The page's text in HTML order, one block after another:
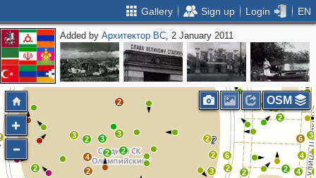
Gallery Sign up Login EN
Added byАрхитектор ВС, 2 January 2011
6 3
2
4
2
2
2
6
2
3
2 2 4
4
2
2 2
4
3
2
2
3
2
3
2
2
2
3
2
2 OSM